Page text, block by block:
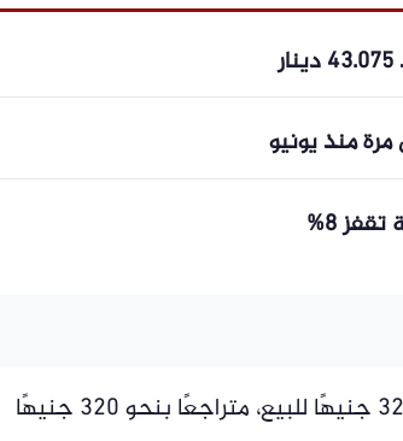
سجل الجنيه الذهب 46 ألفا و480 جنيهًا للشراء و46 ألفا و320 جنيهًا للبيع، متراجعًا بنحو 320 جنيهًا